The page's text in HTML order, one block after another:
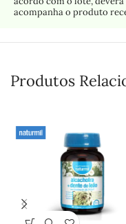
acompanha o produto
Produtos